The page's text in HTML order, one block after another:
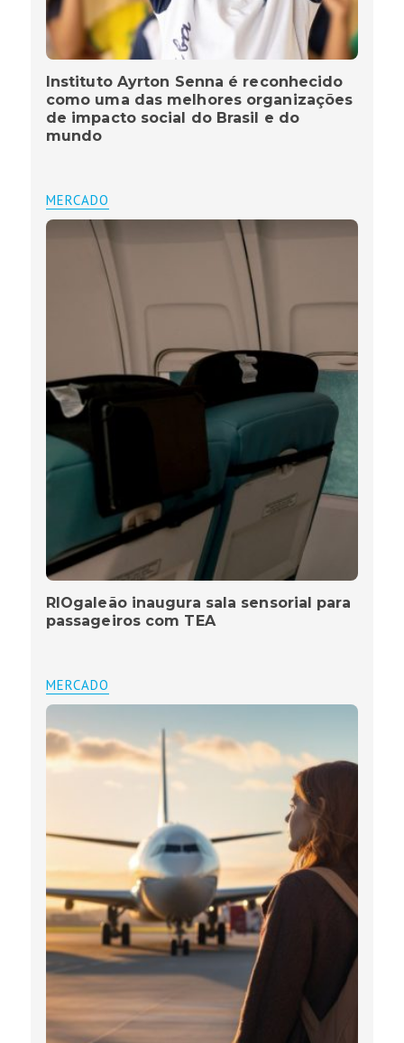
Instituto Ayrton Senna é reconhecido
como uma das melhores organizações
de impacto social do Brasil e do
mundo
MERCADO
RIOgaleão inaugura sala sensorial para
passageiros com TEA
MERCADO